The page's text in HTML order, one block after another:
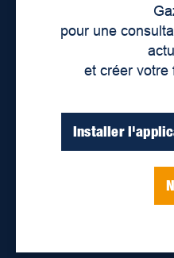
pour une
et créer votre
Installer
Lieux de distribution